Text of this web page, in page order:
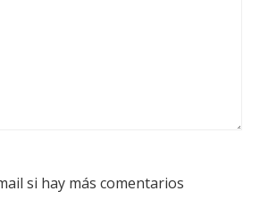
si hay más comentarios